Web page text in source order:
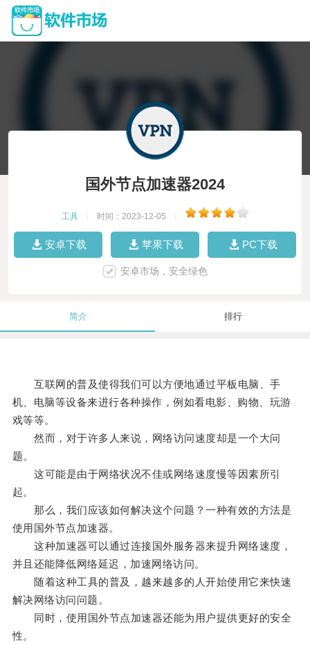
国外节点加速器2024
工具 时间：2023-12-05
安卓下载 苹果下载 PC下载
安卓市场，安全绿色
简介 排行
互联网的普及使得我们可以方便地通过平板电脑、手
机、电脑等设备来进行各种操作，例如看电影、购物、玩游
戏等等。
然而，对于许多人来说，网络访问速度却是一个大问
题。
这可能是由于网络状况不佳或网络速度慢等因素所引
起。
那么，我们应该如何解决这个问题？一种有效的方法是
使用国外节点加速器。
这种加速器可以通过连接国外服务器来提升网络速度，
并且还能降低网络延迟，加速网络访问。
随着这种工具的普及，越来越多的人开始使用它来快速
解决网络访问问题。
同时，使用国外节点加速器还能为用户提供更好的安全
性。